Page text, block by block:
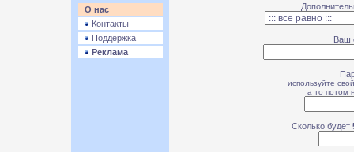
О нас
Контакты
Поддержка
Реклама
Ваш
используйте
а то потом
Сколько будет